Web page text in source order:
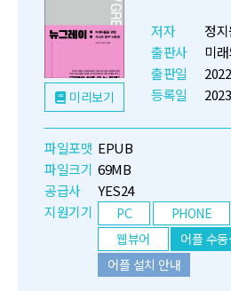
미리보기
저자
정
출판사
미
출판일
등록일
파일포맷 EPUB
파일크기 69MB
공급사
YES24
지원기기
PC PHONE
웹뷰어
어플 수동
어플 설치 안내